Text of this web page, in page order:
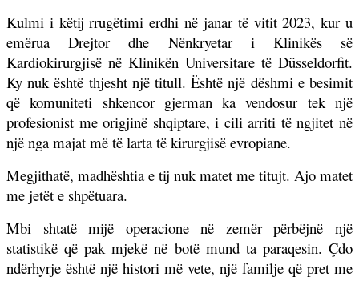
Kulmi i këtij rrugëtimi erdhi në janar të vitit 2023, kur u
emërua Drejtor dhe Nënkryetar i Klinikës së
Kardiokirurgjisë në Klinikën Universitare të Düsseldorfit.
Ky nuk është thjesht një titull. Është një dëshmi e besimit
që komuniteti shkencor gjerman ka vendosur tek një
profesionist me origjinë shqiptare, i cili arriti të ngjitet në
një nga majat më të larta të kirurgjisë evropiane.
Megjithatë, madhështia e tij nuk matet me titujt. Ajo matet
me jetët e shpëtuara.
Mbi shtatë mijë operacione në zemër përbëjnë një
statistikë që pak mjekë në botë mund ta paraqesin. Çdo
ndërhyrje është një histori më vete, një familje që pret me